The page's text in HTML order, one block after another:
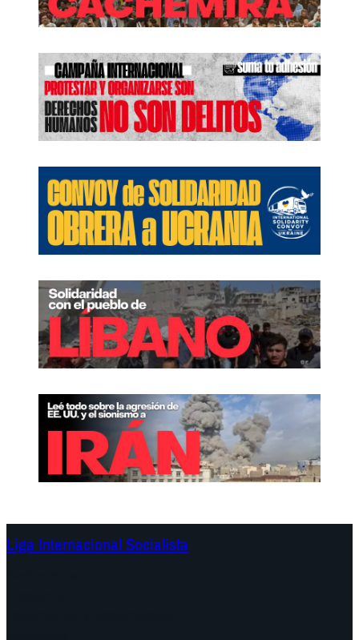
Liga Internacional Socialista